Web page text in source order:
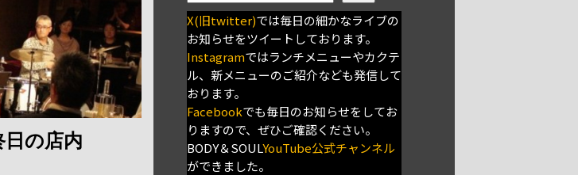
日の店内
X(旧twitter)では毎日の細かなライブの
お知らせをツイートしております。
Instagramではランチメニューやカクテ
ル、新メニューのご紹介なども発信して
おります。
Facebookでも毎日のお知らせをしてお
りますので、ぜひご確認ください。
BODY＆SOULYouTube公式チャンネル
ができました。